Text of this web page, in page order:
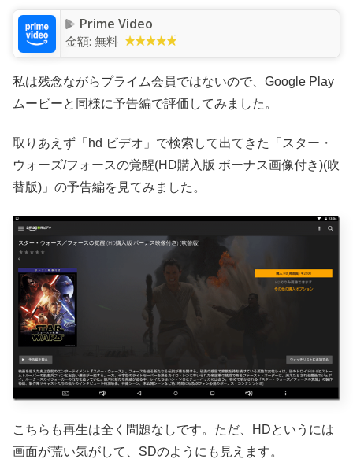
Prime Video
金額: 無料
私は残念ながらプライム会員ではないので、Google Play
ムービーと同様に予告編で評価してみました。
取りあえず「hd ビデオ」で検索して出てきた「スター・
ウォーズ/フォースの覚醒(HD購入版 ボーナス画像付き)(吹
替版)」の予告編を見てみました。
こちらも再生は全く問題なしです。ただ、HDというには
画面が荒い気がして、SDのようにも見えます。